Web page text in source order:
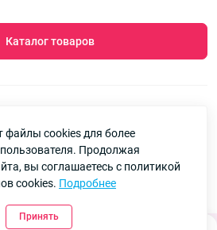
Каталог товаров
і аксесуари оптом © 2026
файлы cookies для более
Продолжая
вы соглашаетесь с политикой
cookies. Подробнее
Принять